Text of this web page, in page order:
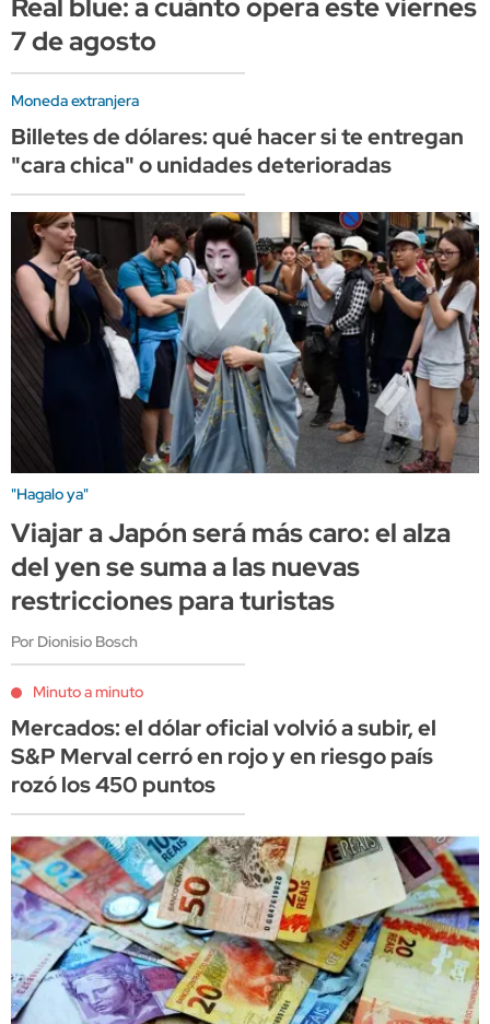
7 de agosto
Moneda extranjera
Billetes de dólares: qué hacer si te entregan
"cara chica" o unidades deterioradas
"Hagalo ya"
Viajar a Japón será más caro: el alza
del yen se suma a las nuevas
restricciones para turistas
Por Dionisio Bosch
Minuto a minuto
Mercados: el dólar oficial volvió a subir, el
S&P Merval cerró en rojo y en riesgo país
rozó los 450 puntos